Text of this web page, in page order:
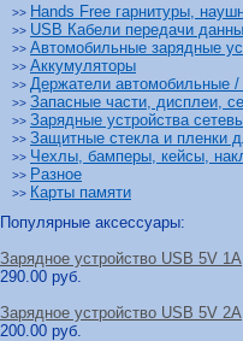
>> Hands Free гарнитуры,
>> USB Кабели передачи
>> Автомобильные зарядные
>> Аккумуляторы
>> Держатели автомобильные
>> Запасные части, дисплеи,
>> Зарядные устройства
>> Защитные стекла и пленки
>> Чехлы, бамперы, кейсы,
>> Разное
>> Карты памяти
Популярные аксессуары:
Зарядное устройство USB 5V 1A
290.00 руб.
Зарядное устройство USB 5V 2A
200.00 руб.